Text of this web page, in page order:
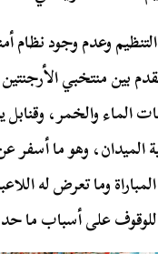
التنظيم وعدم وجود
بين منتخبي
الماء والخمر،
وما تعرض له
للوقوف على أسباب ما